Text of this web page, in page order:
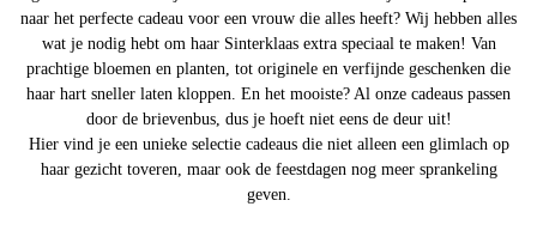
naar het perfecte cadeau voor een vrouw die alles heeft? Wij hebben alles
wat je nodig hebt om haar Sinterklaas extra speciaal te maken! Van
prachtige bloemen en planten, tot originele en verfijnde geschenken die
haar hart sneller laten kloppen. En het mooiste? Al onze cadeaus passen
door de brievenbus, dus je hoeft niet eens de deur uit!
Hier vind je een unieke selectie cadeaus die niet alleen een glimlach op
haar gezicht toveren, maar ook de feestdagen nog meer sprankeling
geven.